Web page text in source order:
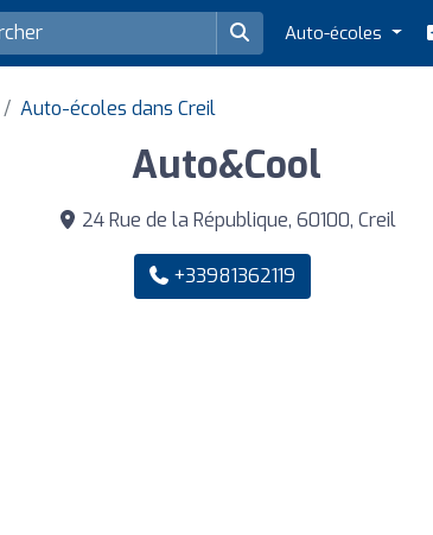
Auto-écoles
Auto-écoles dans Creil
Auto&Cool
24 Rue de la République, 60100, Creil
+33981362119